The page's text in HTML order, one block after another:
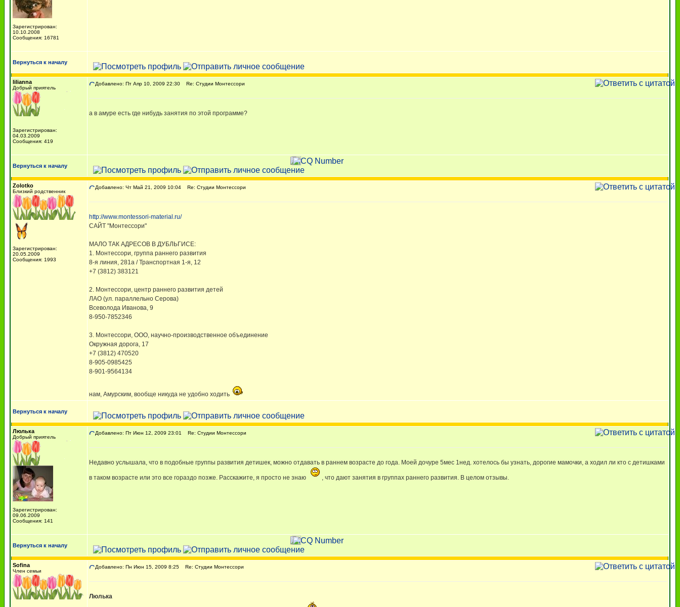
Зарегистрирован:
10.10.2008
Сообщения: 16781
Вернуться к началу
lilianna
Добрый приятель
Зарегистрирован:
04.03.2009
Сообщения: 419
Добавлено: Пт Апр 10, 2009 22:30 Re: Студии Монтессори
а в амуре есть где нибудь занятия по этой программе?
Вернуться к началу
Zolotko
Близкий родственник
Зарегистрирован:
20.05.2009
Сообщения: 1993
Добавлено: Чт Май 21, 2009 10:04 Re: Студии Монтессори
http://www.montessori-material.ru/
САЙТ "Монтессори"
МАЛО ТАК АДРЕСОВ В ДУБЛЬГИСЕ:
1. Монтессори, группа раннего развития
8-я линия, 281а / Транспортная 1-я, 12
+7 (3812) 383121
2. Монтессори, центр раннего развития детей
ЛАО (ул. параллельно Серова)
Всеволода Иванова, 9
8-950-7852346
3. Монтессори, ООО, научно-производственное объединение
Окружная дорога, 17
+7 (3812) 470520
8-905-0985425
8-901-9564134
нам, Амурским, вообще никуда не удобно ходить
Вернуться к началу
Люлька
Добрый приятель
Зарегистрирован:
09.06.2009
Сообщения: 141
Добавлено: Пт Июн 12, 2009 23:01 Re: Студии Монтессори
Недавно услышала, что в подобные группы развития детишек, можно отдавать в раннем возрасте до года. Моей дочуре 5мес 1нед. хотелось бы узнать, дорогие мамочки, а ходил ли кто с детишками
в таком возрасте или это все гораздо позже. Расскажите, я просто не знаю , что дают занятия в группах раннего развития. В целом отзывы.
Вернуться к началу
Sofina
Член семьи
Добавлено: Пн Июн 15, 2009 8:25 Re: Студии Монтессори
Люлька